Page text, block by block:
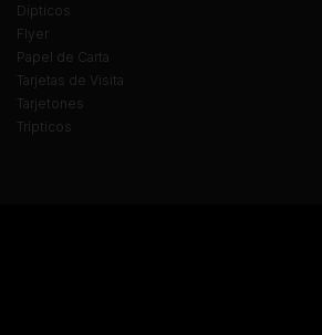
Dípticos
Flyer
Papel de Carta
Tarjetas de Visita
Tarjetones
Trípticos